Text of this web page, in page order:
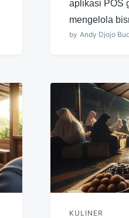
aplikasi POS
mengelola
by Andy Djojo
KULINER